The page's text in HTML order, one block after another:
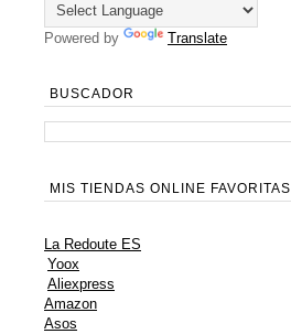
Powered by Translate
BUSCADOR
MIS TIENDAS ONLINE FAVORITAS
La Redoute ES
Yoox
Aliexpress
Amazon
Asos